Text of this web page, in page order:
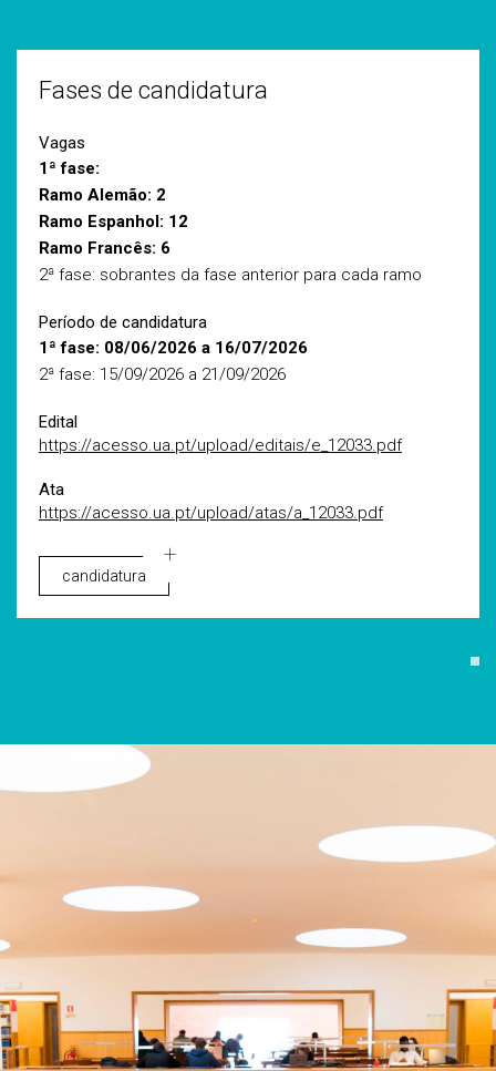
Fases de candidatura
Vagas
1ª fase:
Ramo Alemão: 2
Ramo Espanhol: 12
Ramo Francês: 6
2ª fase: sobrantes da fase anterior para cada ramo
Período de candidatura
1ª fase: 08/06/2026 a 16/07/2026
2ª fase: 15/09/2026 a 21/09/2026
Edital
https://acesso.ua.pt/upload/editais/e_12033.pdf
Ata
https://acesso.ua.pt/upload/atas/a_12033.pdf
candidatura